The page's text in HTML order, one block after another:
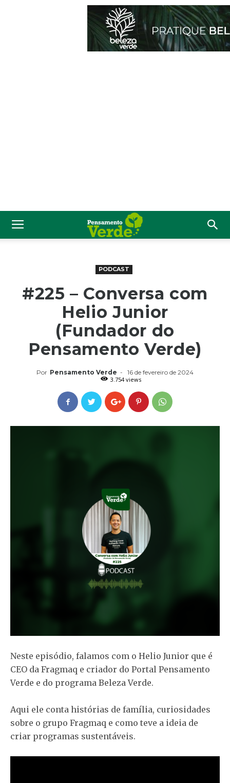
PODCAST
#225 – Conversa com
Helio Junior
(Fundador do
Pensamento Verde)
Por Pensamento Verde -
16 de fevereiro de 2024
3.754 views
Neste episódio, falamos com o Helio Junior que é
CEO da Fragmaq e criador do Portal Pensamento
Verde e do programa Beleza Verde.
Aqui ele conta histórias de família, curiosidades
sobre o grupo Fragmaq e como teve a ideia de
criar programas sustentáveis.